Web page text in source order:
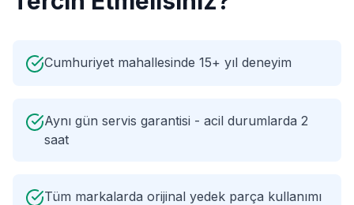
Cumhuriyet mahallesinde 15+ yıl deneyim
Aynı gün servis garantisi - acil durumlarda 2
saat
Tüm markalarda orijinal yedek parça kullanımı